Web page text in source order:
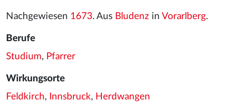
Nachgewiesen 1673. Aus Bludenz in Vorarlberg.
Berufe
Studium, Pfarrer
Wirkungsorte
Feldkirch, Innsbruck, Herdwangen